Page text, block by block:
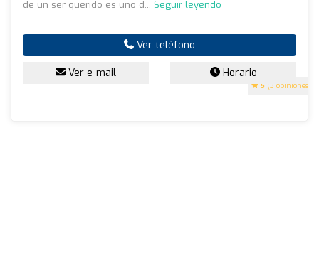
5 (3 opiniones)
de un ser querido es uno d... Seguir leyendo
Ver teléfono
Ver e-mail Horario